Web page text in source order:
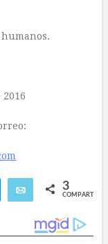
Telegram Email 3
COMPARTIR